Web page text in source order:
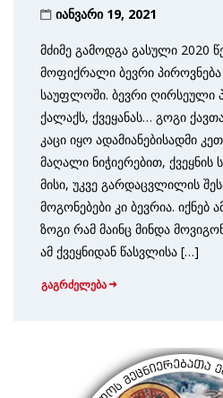
იანვარი 19, 2021
მძიმე გამოდგა გასული 2020
მოფიქრალი ბევრი
საუფლოში. ბევრი ღირსეული
ქალაქს, ქვეყანას… გოგი
კაცი იყო ადამიანებისადმი
მაღალი ნიჭიერებით,
მისი, უკვე გარდაცვლილის
მოგონებები კი ბევრია. იქნებ
ზოგი რამ მაინც მინდა
ამ ქვეყნიდან წასვლისა […]
გაგრძელება